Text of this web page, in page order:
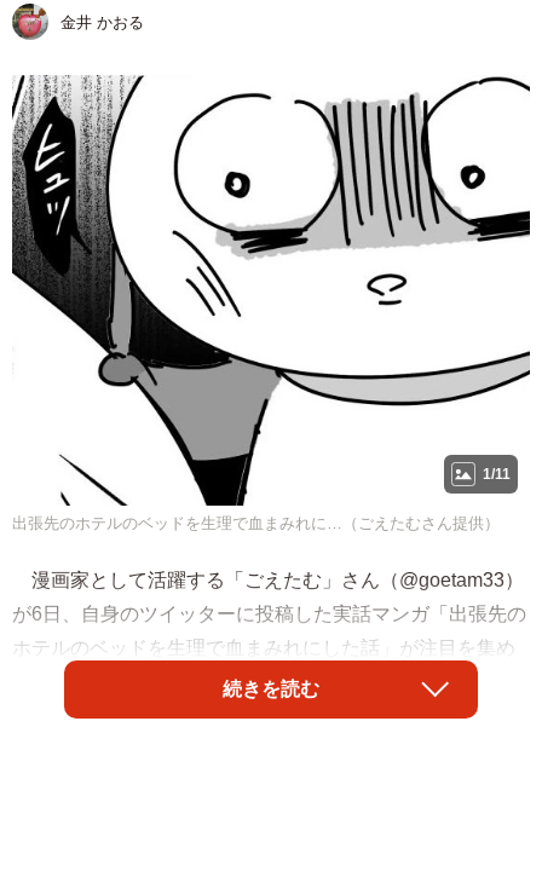
金井 かおる
1/11
出張先のホテルのベッドを生理で血まみれに…（ごえたむさん提供）
漫画家として活躍する「ごえたむ」さん（@goetam33）
が6日、自身のツイッターに投稿した実話マンガ「出張先の
ホテルのベッドを生理で血まみれにした話」が注目を集め
続きを読む